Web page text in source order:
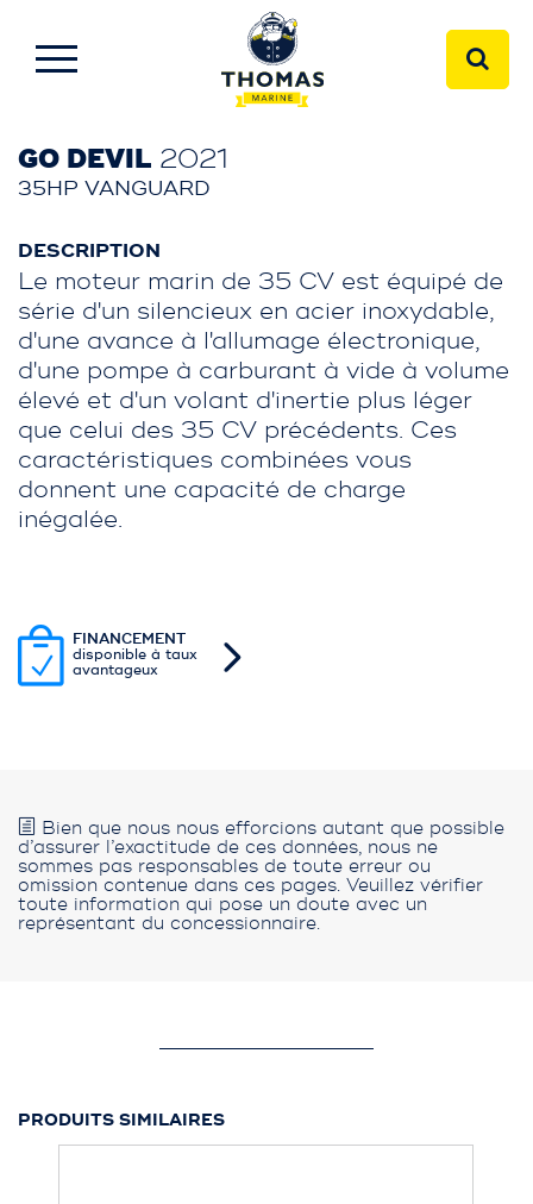
GO DEVIL 2021
35HP VANGUARD
DESCRIPTION
Le moteur marin de 35 CV est équipé de
série d'un silencieux en acier inoxydable,
d'une avance à l'allumage électronique,
d'une pompe à carburant à vide à volume
élevé et d'un volant d'inertie plus léger
que celui des 35 CV précédents. Ces
caractéristiques combinées vous
donnent une capacité de charge
inégalée.
FINANCEMENT
disponible à taux
avantageux
Bien que nous nous efforcions autant que possible
d’assurer l’exactitude de ces données, nous ne
sommes pas responsables de toute erreur ou
omission contenue dans ces pages. Veuillez vérifier
toute information qui pose un doute avec un
représentant du concessionnaire.
PRODUITS SIMILAIRES